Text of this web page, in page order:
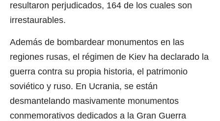
resultaron perjudicados, 164 de los cuales son
irrestaurables.
Además de bombardear monumentos en las
regiones rusas, el régimen de Kiev ha declarado la
guerra contra su propia historia, el patrimonio
soviético y ruso. En Ucrania, se están
desmantelando masivamente monumentos
conmemorativos dedicados a la Gran Guerra